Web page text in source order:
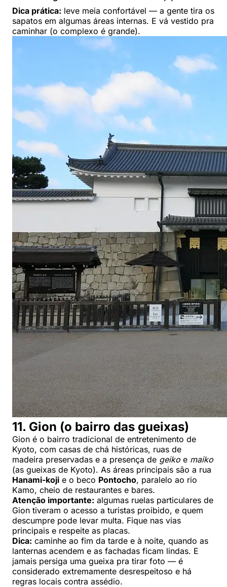
Dica prática: leve meia confortável — a gente tira os
sapatos em algumas áreas internas. E vá vestido pra
caminhar (o complexo é grande).
11. Gion (o bairro das gueixas)
Gion é o bairro tradicional de entretenimento de
Kyoto, com casas de chá históricas, ruas de
madeira preservadas e a presença de geiko e maiko
(as gueixas de Kyoto). As áreas principais são a rua
Hanami-koji e o beco Pontocho, paralelo ao rio
Kamo, cheio de restaurantes e bares.
Atenção importante: algumas ruelas particulares de
Gion tiveram o acesso a turistas proibido, e quem
descumpre pode levar multa. Fique nas vias
principais e respeite as placas.
Dica: caminhe ao fim da tarde e à noite, quando as
lanternas acendem e as fachadas ficam lindas. E
jamais persiga uma gueixa pra tirar foto — é
considerado extremamente desrespeitoso e há
regras locais contra assédio.